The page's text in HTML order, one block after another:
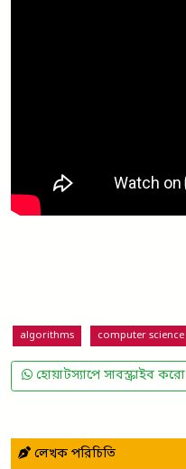
algorithms computer science
হোয়াটস্যাপে সাবস্ক্রাইব করো
লেখক পরিচিতি